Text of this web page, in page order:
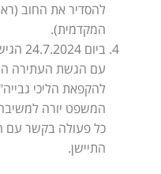
להסדיר את החוב
המקדמית).
עם הגשת העתירה
להקפאת הליכי
המשפט יורה למשיבה
כל פעולה בקשר עם
התיישן.